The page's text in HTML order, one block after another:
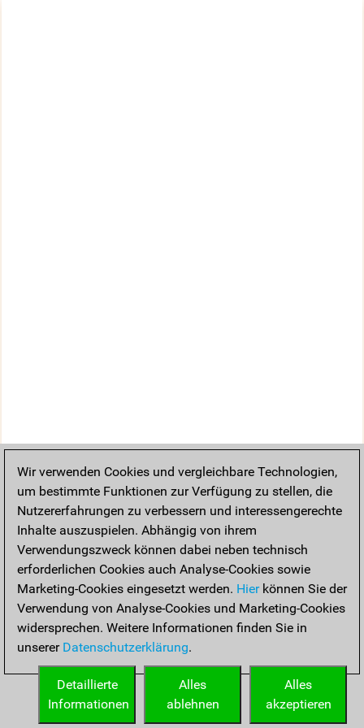
Wir verwenden Cookies und vergleichbare Technologien,
um bestimmte Funktionen zur Verfügung zu stellen, die
Nutzererfahrungen zu verbessern und interessengerechte
Inhalte auszuspielen. Abhängig von ihrem
Verwendungszweck können dabei neben technisch
erforderlichen Cookies auch Analyse-Cookies sowie
Marketing-Cookies eingesetzt werden. Hierkönnen Sie der
Verwendung von Analyse-Cookies und Marketing-Cookies
widersprechen. Weitere Informationen finden Sie in
unserer Datenschutzerklärung.
Alles
akzeptieren
Alles
ablehnen
Detaillierte
Informationen